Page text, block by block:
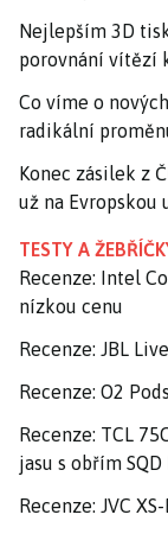
Nejlepším 3D
porovnání vítězí
Co víme o
radikální
Konec zásilek z
už na
TESTY A
Recenze: Intel
nízkou cenu
Recenze: JBL
Recenze: O2
Recenze: TCL
jasu s obřím
Recenze: JVC